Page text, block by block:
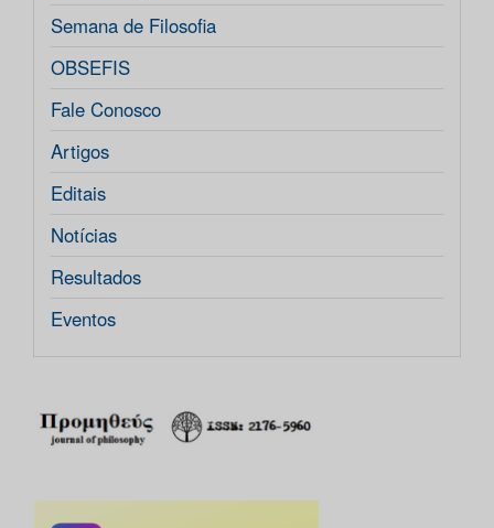
Semana de Filosofia
OBSEFIS
Fale Conosco
Artigos
Editais
Notícias
Resultados
Eventos